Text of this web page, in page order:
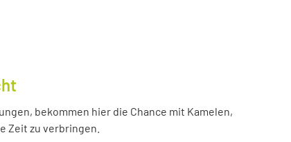
bekommen hier die Chance mit Kamelen,
Zeit zu verbringen.